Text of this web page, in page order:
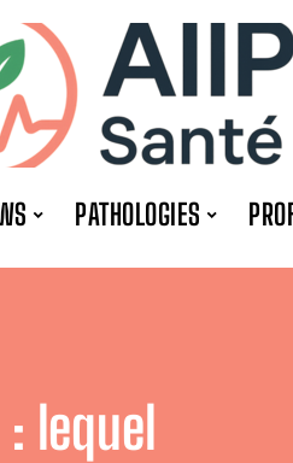
PATHOLOGIES
lequel